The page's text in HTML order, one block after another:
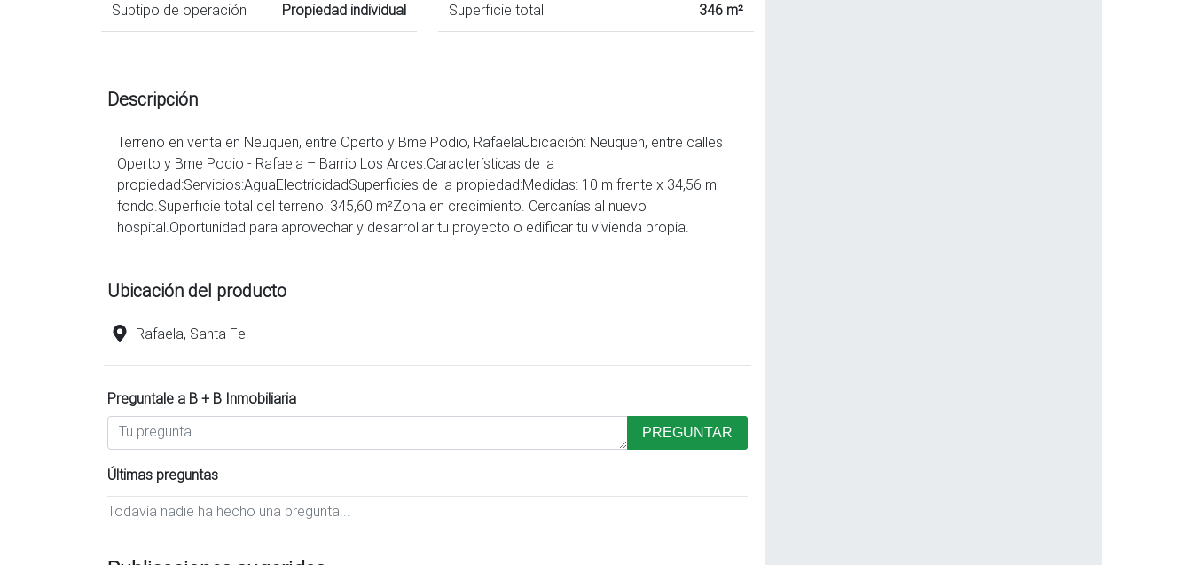
Subtipo de operación Propiedad individual Superficie total 346 m²
Descripción
Terreno en venta en Neuquen, entre Operto y Bme Podio, RafaelaUbicación: Neuquen, entre calles
Operto y Bme Podio - Rafaela – Barrio Los Arces.Características de la
propiedad:Servicios:AguaElectricidadSuperficies de la propiedad:Medidas: 10 m frente x 34,56 m
fondo.Superficie total del terreno: 345,60 m²Zona en crecimiento. Cercanías al nuevo
Ubicación del producto
Rafaela, Santa Fe
Preguntale a B + B Inmobiliaria
PREGUNTAR
Últimas preguntas
Todavía nadie ha hecho una pregunta...